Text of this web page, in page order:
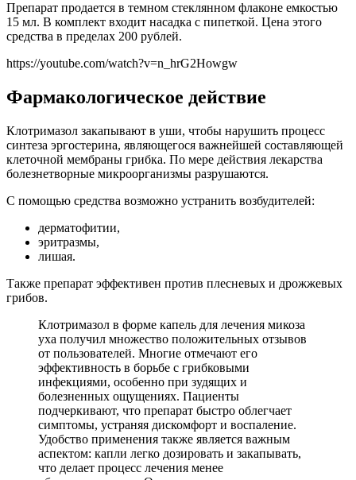
Препарат продается в темном стеклянном флаконе емкостью
15 мл. В комплект входит насадка с пипеткой. Цена этого
средства в пределах 200 рублей.
https://youtube.com/watch?v=n_hrG2Howgw
Фармакологическое действие
Клотримазол закапывают в уши, чтобы нарушить процесс
синтеза эргостерина, являющегося важнейшей составляющей
клеточной мембраны грибка. По мере действия лекарства
болезнетворные микроорганизмы разрушаются.
С помощью средства возможно устранить возбудителей:
дерматофитии,
эритразмы,
лишая.
Также препарат эффективен против плесневых и дрожжевых
грибов.
Клотримазол в форме капель для лечения микоза
уха получил множество положительных отзывов
от пользователей. Многие отмечают его
эффективность в борьбе с грибковыми
инфекциями, особенно при зудящих и
болезненных ощущениях. Пациенты
подчеркивают, что препарат быстро облегчает
симптомы, устраняя дискомфорт и воспаление.
Удобство применения также является важным
аспектом: капли легко дозировать и закапывать,
что делает процесс лечения менее